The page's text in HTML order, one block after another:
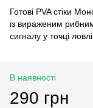
Готові PVA стіки
із вираженим
сигналу у точці ловлі.
В наявності
290 грн